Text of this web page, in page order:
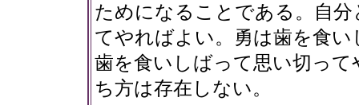
ためになることである。自
てやればよい。勇は歯を食
歯を食いしばって思い切っ
ち方は存在しない。